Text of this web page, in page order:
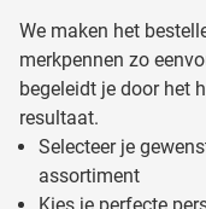
We maken het
merkpennen zo
begeleidt je door het
resultaat.
Selecteer je
assortiment
Kies je perfecte